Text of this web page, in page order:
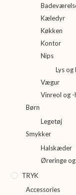
Kæledyr
Køkken
Kontor
Nips
Lys og
Vægur
Vinreol og
Børn
Legetøj
Smykker
Halskæder
Øreringe
TRYK
Accessories